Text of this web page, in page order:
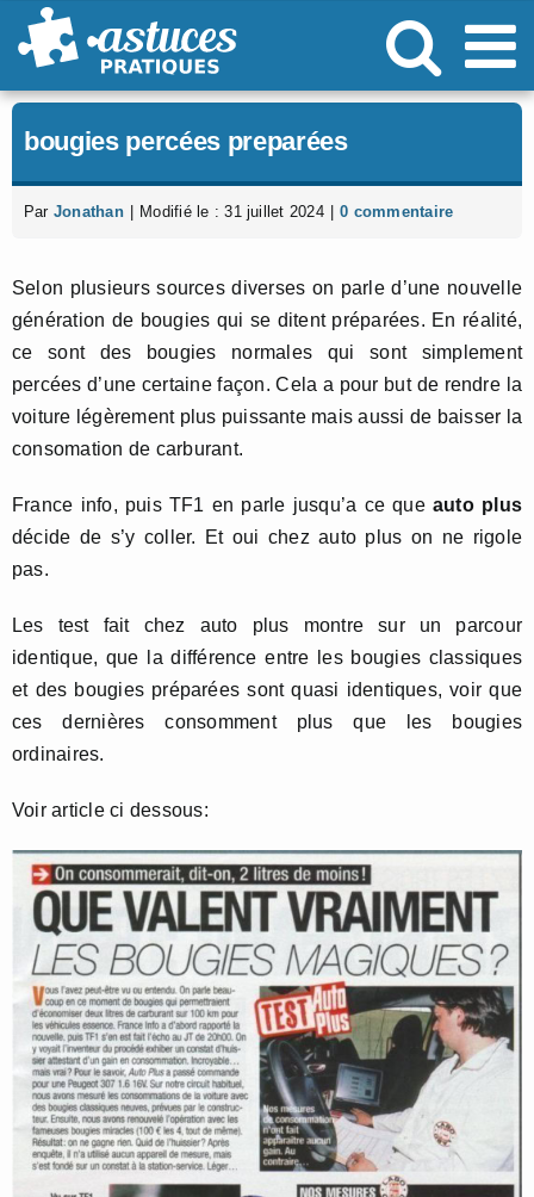
Passer
au
bougies percées preparées
Par Jonathan Modifié le : 31 juillet 2024 0 commentaire
Selon plusieurs sources diverses on parle d’une nouvelle
génération de bougies qui se ditent préparées. En réalité,
ce sont des bougies normales qui sont simplement
percées d’une certaine façon. Cela a pour but de rendre la
voiture légèrement plus puissante mais aussi de baisser la
consomation de carburant.
France info, puis TF1 en parle jusqu’a ce que auto plus
décide de s’y coller. Et oui chez auto plus on ne rigole
pas.
Les test fait chez auto plus montre sur un parcour
identique, que la différence entre les bougies classiques
et des bougies préparées sont quasi identiques, voir que
ces dernières consomment plus que les bougies
ordinaires.
Voir article ci dessous: